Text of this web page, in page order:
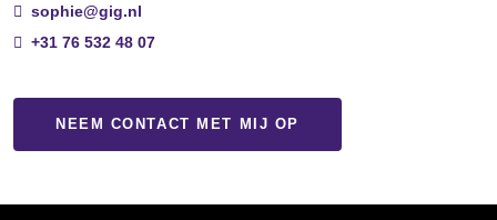
sophie@gig.nl
+31 76 532 48 07
NEEM CONTACT MET MIJ OP